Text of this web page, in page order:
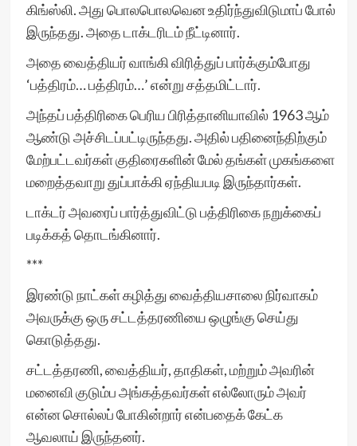
கிங்ஸ்லி. அது பொலபொலவென உதிர்ந்துவிடுமாப் போல்
இருந்தது. அதை டாக்டரிடம் நீட்டினார்.
அதை வைத்தியர் வாங்கி விரித்துப் பார்க்கும்போது
‘பத்திரம்… பத்திரம்…’ என்று சத்தமிட்டார்.
அந்தப் பத்திரிகை பெரிய பிரித்தானியாவில் 1963 ஆம்
ஆண்டு அச்சிடப்பட்டிருந்தது. அதில் பதினைந்திற்கும்
மேற்பட்டவர்கள் குதிரைகளின் மேல் தங்கள் முகங்களை
மறைத்தவாறு துப்பாக்கி ஏந்தியபடி இருந்தார்கள்.
டாக்டர் அவரைப் பார்த்துவிட்டு பத்திரிகை நறுக்கைப்
படிக்கத் தொடங்கினார்.
***
இரண்டு நாட்கள் கழித்து வைத்தியசாலை நிர்வாகம்
அவருக்கு ஒரு சட்டத்தரணியை ஒழுங்கு செய்து
கொடுத்தது.
சட்டத்தரணி, வைத்தியர், தாதிகள், மற்றும் அவரின்
மனைவி குடும்ப அங்கத்தவர்கள் எல்லோரும் அவர்
என்ன சொல்லப் போகின்றார் என்பதைக் கேட்க
ஆவலாய் இருந்தனர்.